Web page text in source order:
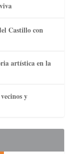
Castillo con
artística en la
y